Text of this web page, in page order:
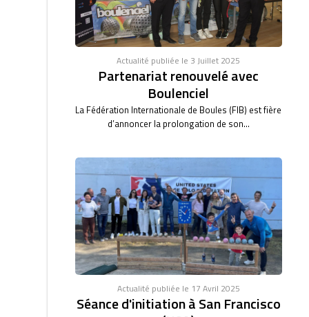
Actualité publiée le 3 Juillet 2025
Partenariat renouvelé avec
Boulenciel
La Fédération Internationale de Boules (FIB) est fière
d’annoncer la prolongation de son...
Actualité publiée le 17 Avril 2025
Séance d'initiation à San Francisco